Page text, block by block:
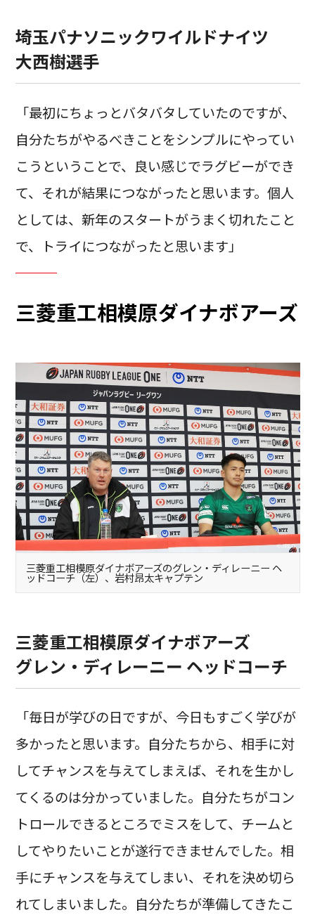
埼玉パナソニックワイルドナイツ
大西樹選手
「最初にちょっとバタバタしていたのですが、
自分たちがやるべきことをシンプルにやってい
こうということで、良い感じでラグビーができ
て、それが結果につながったと思います。個人
としては、 新年のスタートがうまく切れたこと
で、トライにつながったと思います」
三菱重工相模原ダイナボアーズ
三菱重工相模原ダイナボアーズのグレン・ディレーニー ヘ
ッドコーチ（左）、岩村昂太キャプテン
三菱重工相模原ダイナボアーズ
グレン・ディレーニー ヘッドコーチ
「毎日が学びの日ですが、今日もすごく学びが
多かったと思います。自分たちから、相手に対
してチャンスを与えてしまえば、それを生かし
てくるのは分かっていました。自分たちがコン
トロールできるところでミスをして、チームと
してやりたいことが遂行できませんでした。相
手にチャンスを与えてしまい、それを決め切ら
れてしまいました。自分たちが準備してきたこ